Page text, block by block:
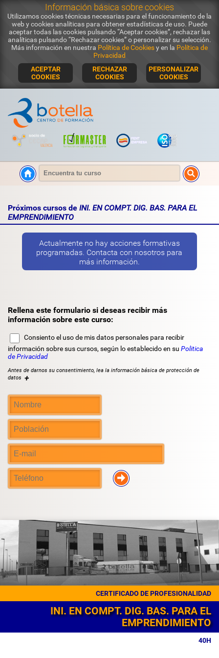
Información básica sobre cookies
Utilizamos cookies técnicas necesarias para el funcionamiento de la
web y cookies analíticas para obtener estadísticas de uso. Puede
aceptar todas las cookies pulsando “Aceptar cookies”, rechazar las
analíticas pulsando “Rechazar cookies” o personalizar su selección.
Más información en nuestra Política de Cookiesy en la Política de
Privacidad
ACEPTAR
COOKIES
RECHAZAR
COOKIES
PERSONALIZAR
COOKIES
Próximos cursos de INI. EN COMPT. DIG. BAS. PARA EL
EMPRENDIMIENTO
Actualmente no hay acciones formativas
programadas. Contacta con nosotros para
más información.
Rellena este formulario si deseas recibir más
información sobre este curso:
Consiento el uso de mis datos personales para recibir
información sobre sus cursos, según lo establecido en su Politica
de Privacidad
Antes de darnos su consentimiento, lea la información básica de protección de
datos +
CERTIFICADO DE PROFESIONALIDAD
INI. EN COMPT. DIG. BAS. PARA EL
EMPRENDIMIENTO
40H